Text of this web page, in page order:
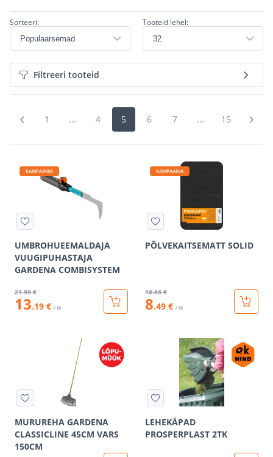
Sorteeri: Tooteid lehel:
Filtreeri tooteid
1 ... 4 5 6 7 ... 15
KAMPAANIA
UMBROHUEEMALDAJA
VUUGIPUHASTAJA
GARDENA COMBISYSTEM
21.99 €
13.19 € / tk
KAMPAANIA
PÕLVEKAITSEMATT SOLID
16.66 €
8.49 € / tk
MURUREHA GARDENA
CLASSICLINE 45CM VARS
150CM
LEHEKÄPAD
PROSPERPLAST 2TK